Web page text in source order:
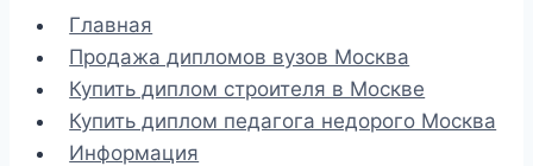
Главная
Продажа дипломов вузов Москва
Купить диплом строителя в Москве
Купить диплом педагога недорого Москва
Информация